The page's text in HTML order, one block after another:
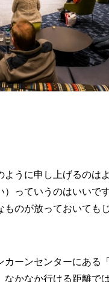
うに申し上げるのは
っていうのはいいで
のが放っておいても
ーンセンターにある
かなか行ける距離で